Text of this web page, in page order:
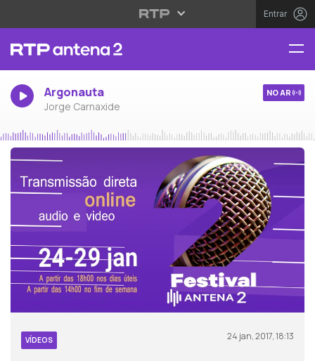
Entrar
Argonauta
Jorge Carnaxide
NO AR
VÍDEOS 24 jan, 2017, 18:13